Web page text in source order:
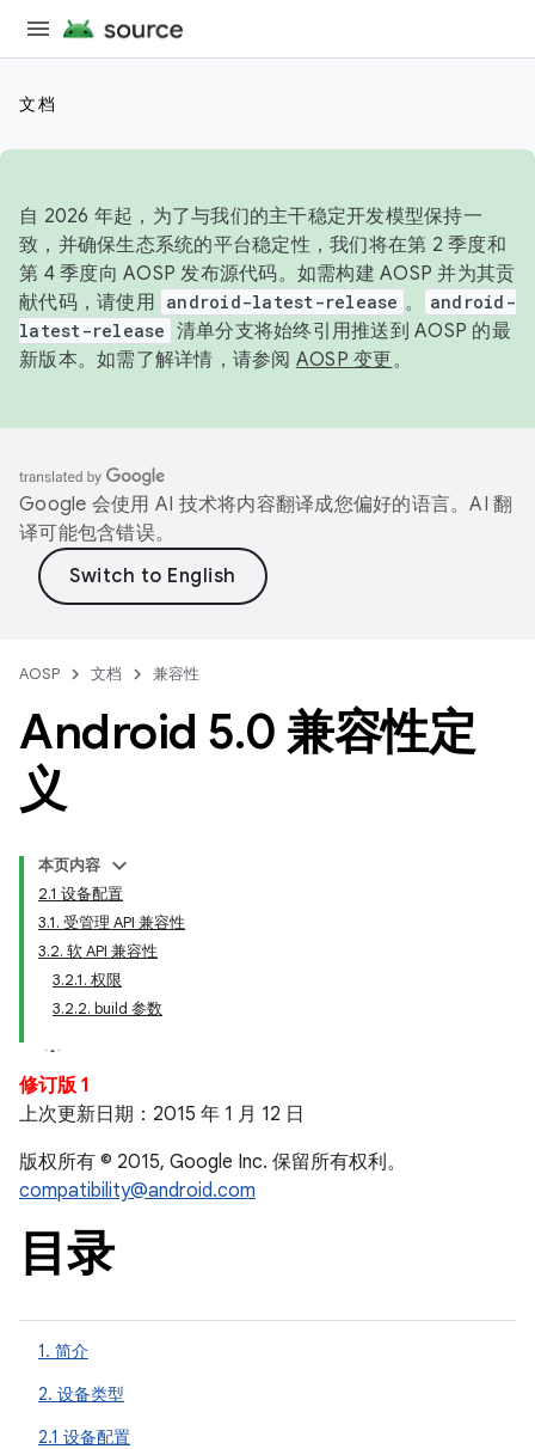
文档
自 2026 年起，为了与我们的主干稳定开发模型保持一
致，并确保生态系统的平台稳定性，我们将在第 2 季度和
第 4 季度向 AOSP 发布源代码。如需构建 AOSP 并为其贡
献代码，请使用 android-latest-release 。
android-
latest-release 清单分支将始终引用推送到 AOSP 的最
新版本。如需了解详情，请参阅 AOSP 变更。
Google 会使用 AI 技术将内容翻译成您偏好的语言。AI 翻
译可能包含错误。
AOSP 文档 兼容性
Android 5.0 兼容性定
义
本页内容
2.1 设备配置
3.1. 受管理 API 兼容性
3.2. 软 API 兼容性
3.2.1. 权限
3.2.2. build 参数
修订版 1
上次更新日期：2015 年 1 月 12 日
版权所有 © 2015, Google Inc. 保留所有权利。
compatibility@android.com
目录
1. 简介
2. 设备类型
2.1 设备配置